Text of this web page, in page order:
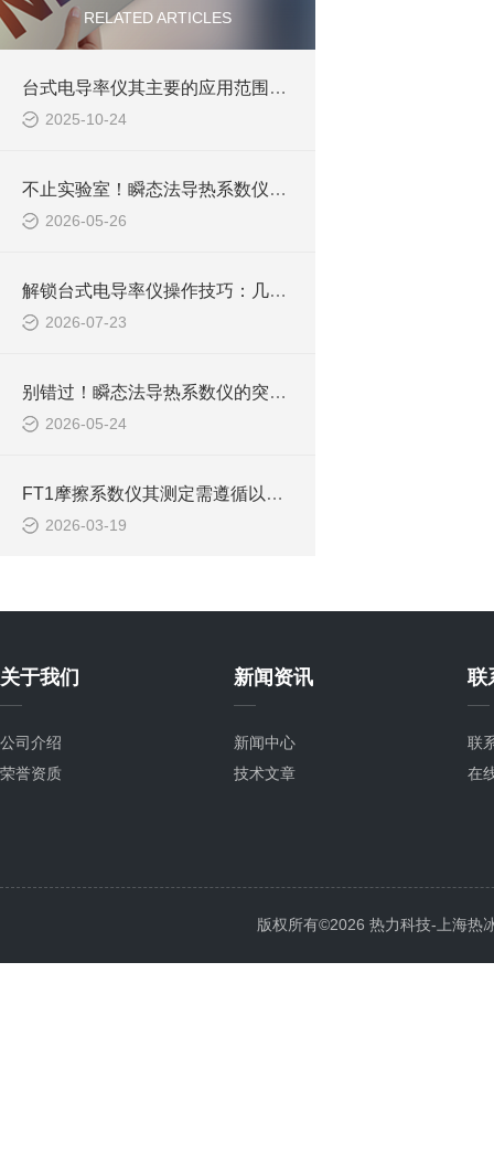
RELATED ARTICLES
台式电导率仪其主要的应用范围包括以下方面
2025-10-24
不止实验室！瞬态法导热系数仪，正渗透这些行业核心场景
2026-05-26
解锁台式电导率仪操作技巧：几步搞定，测量不再走弯路
2026-07-23
别错过！瞬态法导热系数仪的突出特点，解锁导热测试新体验
2026-05-24
FT1摩擦系数仪其测定需遵循以下步骤
2026-03-19
关于我们
公司介绍
荣誉资质
新闻资讯
新闻中心
技术文章
联
联
在
版权所有©2026 热力科技-上海